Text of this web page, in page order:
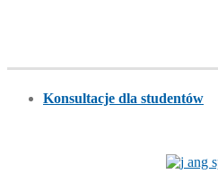
Konsultacje dla studentów